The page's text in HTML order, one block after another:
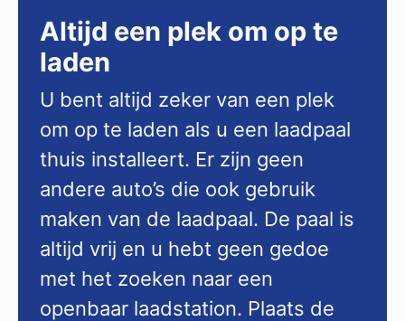
Altijd een plek om op te
laden
U bent altijd zeker van een plek
om op te laden als u een laadpaal
thuis installeert. Er zijn geen
andere auto’s die ook gebruik
maken van de laadpaal. De paal is
altijd vrij en u hebt geen gedoe
met het zoeken naar een
openbaar laadstation. Plaats de